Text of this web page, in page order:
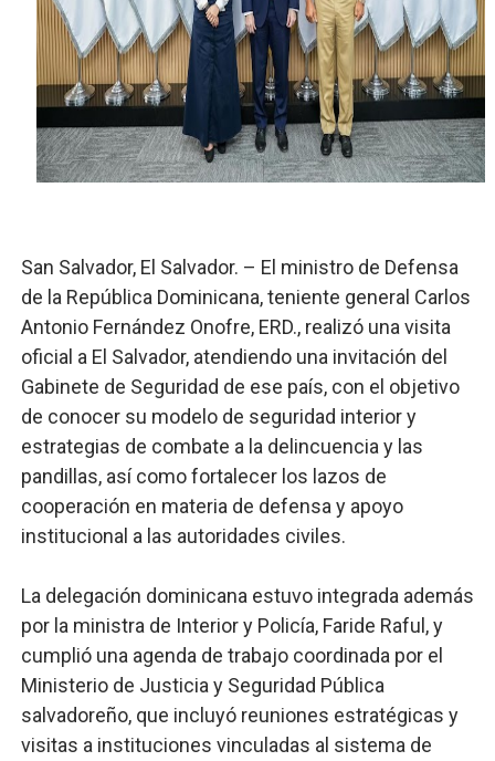
Restaurante Amigos es reconocido por sus cuatro
Banco Popular escala 17 posiciones en los mil
SNS y el SRSO actualizan Manual de Comunicación
Osiris de León responde a Roberto Tineo y a Yeisy
San Salvador, El Salvador. – El ministro de Defensa
de la República Dominicana, teniente general Carlos
Antonio Fernández Onofre, ERD., realizó una visita
oficial a El Salvador, atendiendo una invitación del
Gabinete de Seguridad de ese país, con el objetivo
de conocer su modelo de seguridad interior y
estrategias de combate a la delincuencia y las
pandillas, así como fortalecer los lazos de
cooperación en materia de defensa y apoyo
institucional a las autoridades civiles.
La delegación dominicana estuvo integrada además
por la ministra de Interior y Policía, Faride Raful, y
cumplió una agenda de trabajo coordinada por el
Ministerio de Justicia y Seguridad Pública
salvadoreño, que incluyó reuniones estratégicas y
visitas a instituciones vinculadas al sistema de